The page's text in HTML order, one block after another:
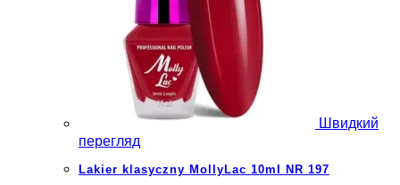
Швидкий
перегляд
Lakier klasyczny MollyLac 10ml NR 197